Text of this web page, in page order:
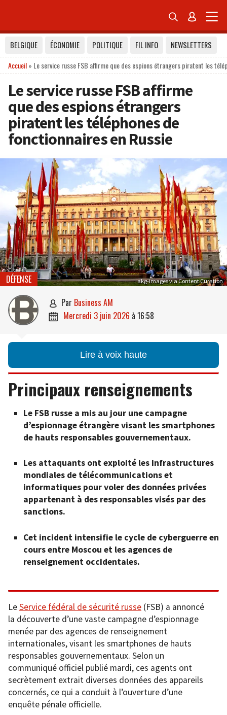
 
BELGIQUE ÉCONOMIE POLITIQUE FIL INFO
NEWSLETTERS
Accueil» Le service russe FSB affirme que des espions étrangers piratent les
Le service russe FSB affirme
que des espions étrangers
piratent les téléphones de
fonctionnaires en Russie
akg-images via Content Curation
DÉFENSE
 par Business AM
 mercredi 3 juin 2026 à 16:58
Lire à voix haute
Principaux renseignements
Le FSB russe a mis au jour une campagne
d’espionnage étrangère visant les smartphones
de hauts responsables gouvernementaux.
Les attaquants ont exploité les infrastructures
mondiales de télécommunications et
informatiques pour voler des données privées
appartenant à des responsables visés par des
sanctions.
Cet incident intensifie le cycle de cyberguerre en
cours entre Moscou et les agences de
renseignement occidentales.
LeService fédéral de sécurité russe (FSB) a annoncé
la découverte d’une vaste campagne d’espionnage
menée par des agences de renseignement
internationales, visant les smartphones de hauts
responsables gouvernementaux. Selon un
communiqué officiel publié mardi, ces agents ont
secrètement extrait diverses données des appareils
concernés, ce qui a conduit à l’ouverture d’une
enquête pénale officielle.